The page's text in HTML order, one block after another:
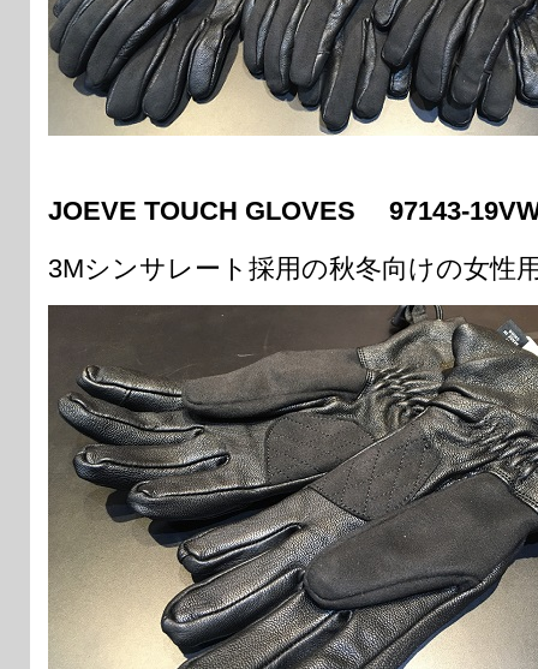
JOEVE TOUCH GLOVES 97143-
3Mシンサレート採用の秋冬向けの女性